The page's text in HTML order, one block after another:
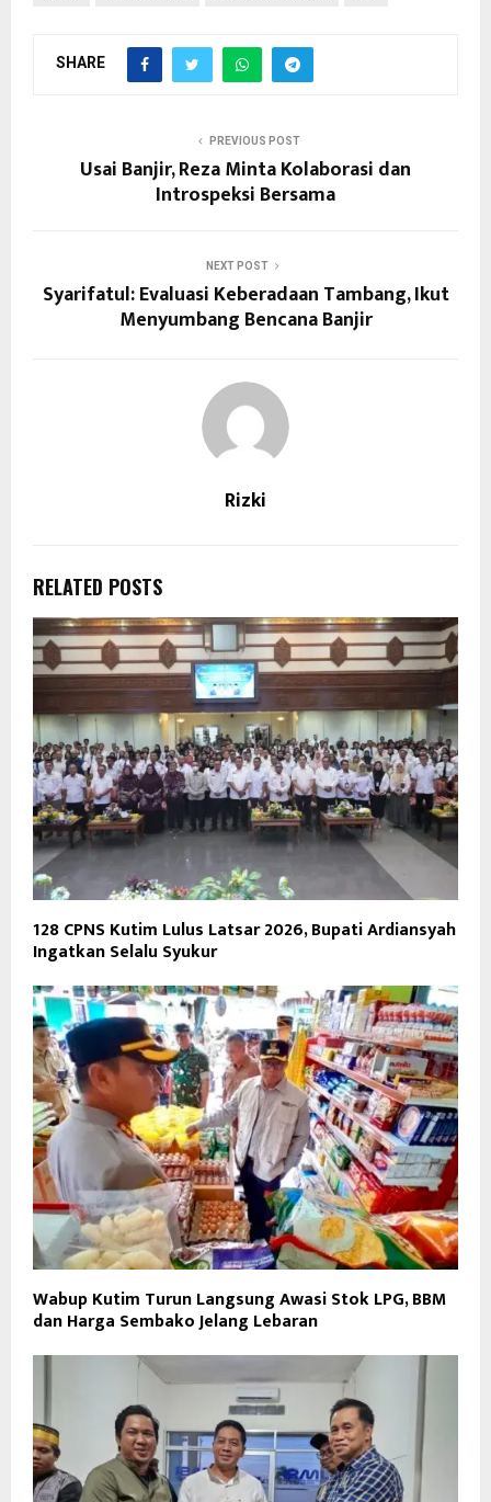
SHARE
PREVIOUS POST
Usai Banjir, Reza Minta Kolaborasi dan
Introspeksi Bersama
NEXT POST
Syarifatul: Evaluasi Keberadaan Tambang, Ikut
Menyumbang Bencana Banjir
Rizki
RELATED POSTS
128 CPNS Kutim Lulus Latsar 2026, Bupati Ardiansyah
Ingatkan Selalu Syukur
Wabup Kutim Turun Langsung Awasi Stok LPG, BBM
dan Harga Sembako Jelang Lebaran